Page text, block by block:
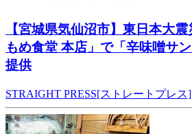
【宮城県気仙沼市】東日本大
もめ食堂 本店」で「辛味噌サ
提供
STRAIGHT PRESS[ストレートプレス]